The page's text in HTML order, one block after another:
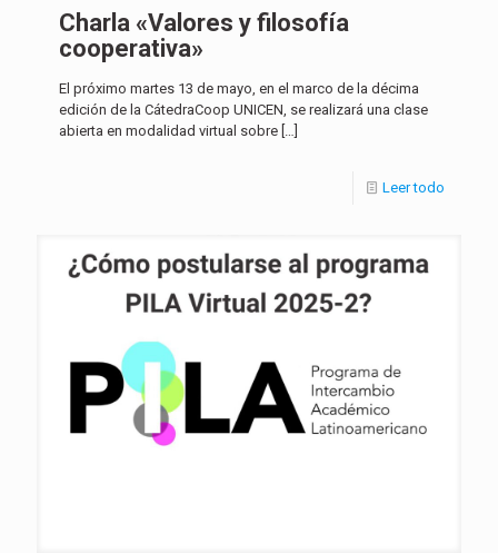
Charla «Valores y filosofía
cooperativa»
El próximo martes 13 de mayo, en el marco de la décima
edición de la CátedraCoop UNICEN, se realizará una clase
abierta en modalidad virtual sobre
Leer todo